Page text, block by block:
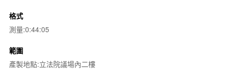
格式
測量:0:44:05
範圍
產製地點:立法院議場內二樓